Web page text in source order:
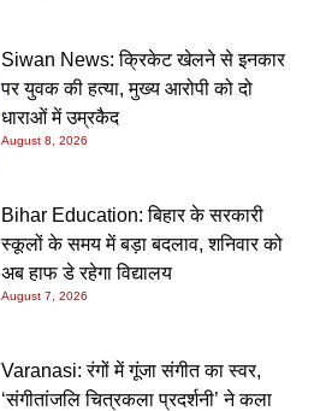
Siwan News: क्रिकेट खेलने से इनकार
पर युवक की हत्या, मुख्य आरोपी को दो
धाराओं में उम्रकैद
August 8, 2026
Bihar Education: बिहार के सरकारी
स्कूलों के समय में बड़ा बदलाव, शनिवार को
अब हाफ डे रहेगा विद्यालय
August 7, 2026
Varanasi: रंगों में गूंजा संगीत का स्वर,
‘संगीतांजलि चित्रकला प्रदर्शनी’ ने कला